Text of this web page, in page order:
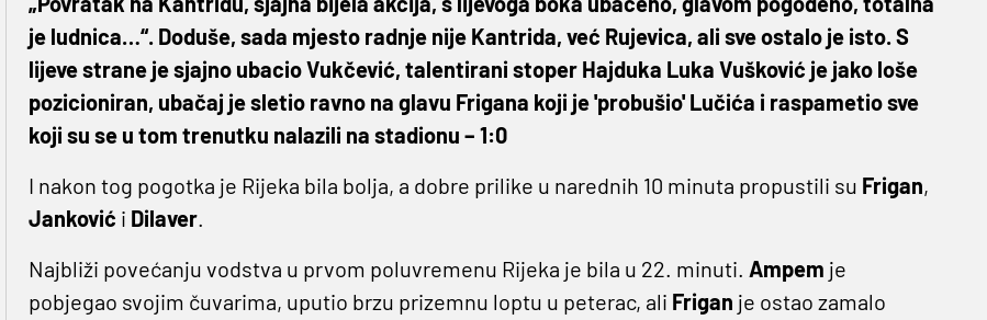
je ludnica…“. Doduše, sada mjesto radnje nije Kantrida, već Rujevica, ali sve ostalo je isto. S
lijeve strane je sjajno ubacio Vukčević, talentirani stoper Hajduka Luka Vušković je jako loše
pozicioniran, ubačaj je sletio ravno na glavu Frigana koji je 'probušio' Lučića i raspametio sve
koji su se u tom trenutku nalazili na stadionu – 1:0
I nakon tog pogotka je Rijeka bila bolja, a dobre prilike u narednih 10 minuta propustili su Frigan,
Janković i Dilaver.
Najbliži povećanju vodstva u prvom poluvremenu Rijeka je bila u 22. minuti. Ampem je
pobjegao svojim čuvarima, uputio brzu prizemnu loptu u peterac, ali Frigan je ostao zamalo